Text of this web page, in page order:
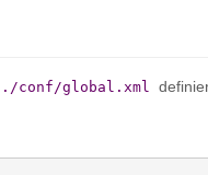
./conf/global.xml